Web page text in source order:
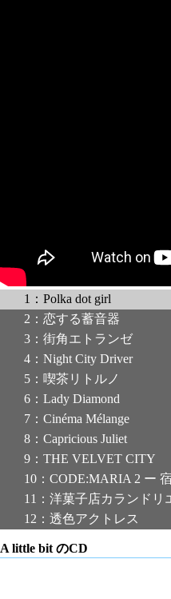
1：Polka dot girl
2：恋する蓄音器
3：街角エトランゼ
4：Night City Driver
5：喫茶リトルノ
6：Lady Diamond
7：Cinéma Mélange
8：Capricious Juliet
9：THE VELVET CITY
10：CODE:MARIA 2 ー
11：洋菓子店カランドリ
12：透色アクトレス
A little bit のCD